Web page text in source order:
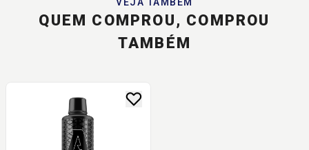
QUEM COMPROU, COMPROU
TAMBÉM